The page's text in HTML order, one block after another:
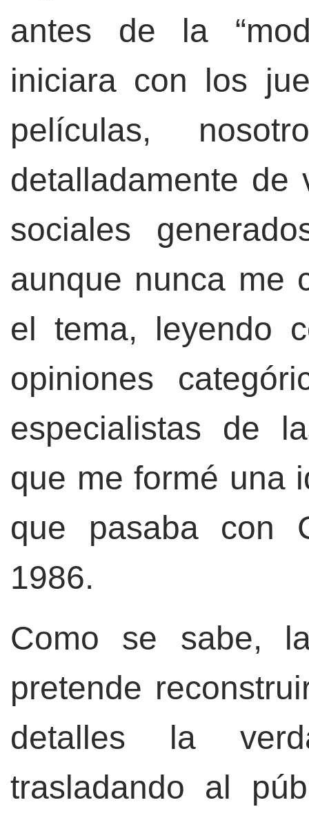
antes de la
iniciara con los
películas,
detalladamente de
sociales
aunque nunca me
el tema, leyendo
opiniones
especialistas de
que me formé una
que pasaba con
1986.
Como se sabe, la
pretende
detalles la
trasladando al